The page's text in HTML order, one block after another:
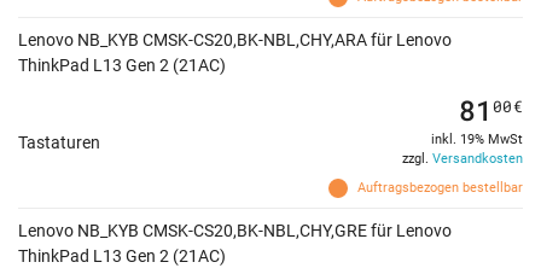
Lenovo NB_KYB CMSK-CS20,BK-NBL,CHY,ARA für Lenovo
ThinkPad L13 Gen 2 (21AC)
Tastaturen
Auftragsbezogen bestellbar
81 00€
inkl. 19% MwSt
zzgl. Versandkosten
Lenovo NB_KYB CMSK-CS20,BK-NBL,CHY,GRE für Lenovo
ThinkPad L13 Gen 2 (21AC)